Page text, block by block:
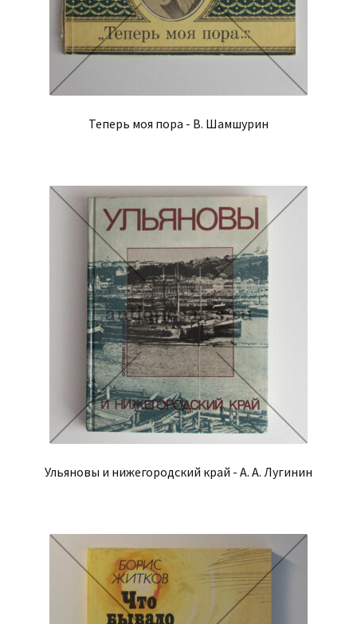
Теперь моя пора - В. Шамшурин
Ульяновы и нижегородский край - А. А. Лугинин